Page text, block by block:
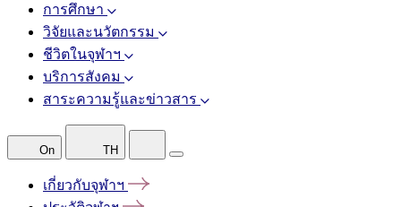
การศึกษา
วิจัยและนวัตกรรม
ชีวิตในจุฬาฯ
บริการสังคม
สาระความรู้และข่าวสาร
On TH
เกี่ยวกับจุฬาฯ